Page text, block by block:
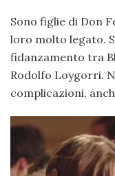
Sono figlie di Don
loro molto legato.
fidanzamento tra
Rodolfo Loygorri.
complicazioni,